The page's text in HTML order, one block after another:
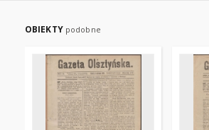
OBIEKTY podobne